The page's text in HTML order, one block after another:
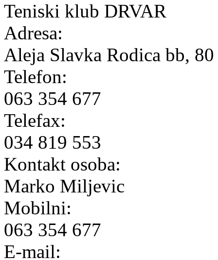
Teniski klub DRVAR
Adresa:
Aleja Slavka Rodica bb,
Telefon:
063 354 677
Telefax:
034 819 553
Kontakt osoba:
Marko Miljevic
Mobilni:
063 354 677
E-mail: